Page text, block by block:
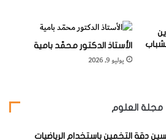
رئيسية أوردتها المنظمة في عرض
المتميز، وهي:
ويتعين على قادة
من مرحلة الاحتواء إلى مرحلة
أدى انتشار جائحة كوفيد- 19 إلى تعطيل الاقتصاد العالمي على
الأستاذ الدكتور محمّد بامية
يوليو 9, 2026
مجلة العلوم
دقة التخمين باستخدام الرياضيات